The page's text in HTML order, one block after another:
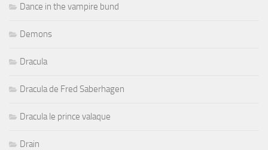
Dance in the vampire bund
Demons
Dracula
Dracula de Fred Saberhagen
Dracula le prince valaque
Drain